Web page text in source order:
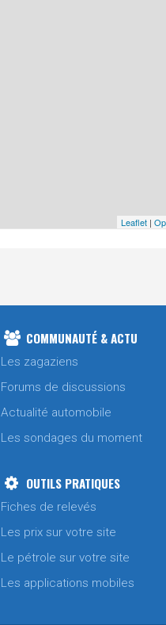
Leaflet |
COMMUNAUTÉ & ACTU
Les zagaziens
Forums de discussions
Actualité automobile
Les sondages du moment
OUTILS PRATIQUES
Fiches de relevés
Les prix sur votre site
Le pétrole sur votre site
Les applications mobiles